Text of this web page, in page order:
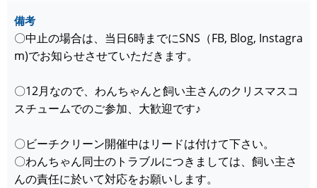
備考
〇中止の場合は、当日6時までにSNS（FB, Blog, Instagra
m)でお知らせさせていただきます。
〇12月なので、わんちゃんと飼い主さんのクリスマスコ
スチュームでのご参加、大歓迎です♪
〇ビーチクリーン開催中はリードは付けて下さい。
〇わんちゃん同士のトラブルにつきましては、飼い主さ
んの責任に於いて対応をお願いします。